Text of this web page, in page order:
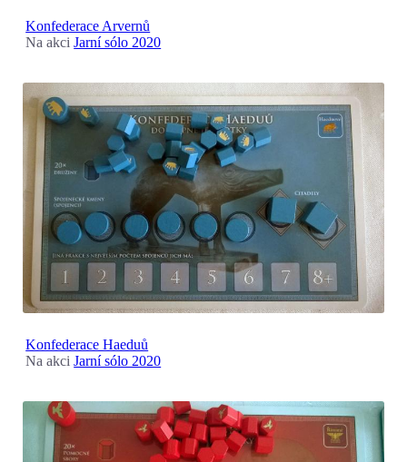
Konfederace Arvernů
Na akciJarní sólo 2020
Konfederace Haeduů
Na akciJarní sólo 2020